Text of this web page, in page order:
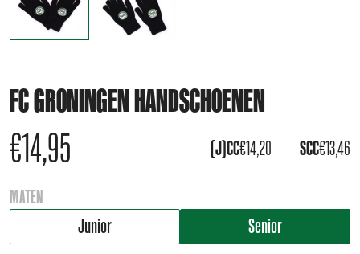
FC GRONINGEN HANDSCHOENEN
€14,95 (J)CC€14,20 SCC€13,46
MATEN
Junior Senior